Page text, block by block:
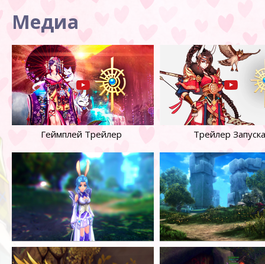
Медиа
Геймплей Трейлер Трейлер Запуска